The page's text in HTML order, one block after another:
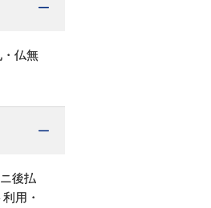
仏無
後払
用・